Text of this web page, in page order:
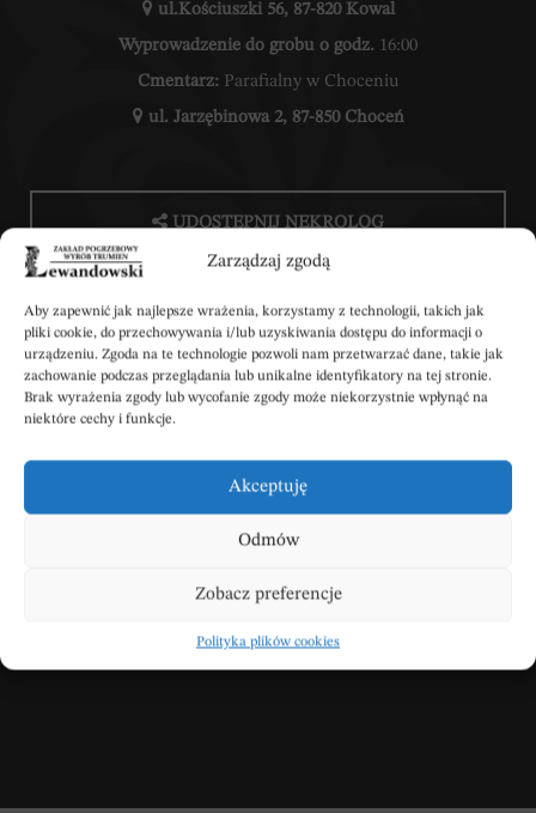
Zarządzaj zgodą
Aby zapewnić jak najlepsze wrażenia, korzystamy z technologii, takich jak
pliki cookie, do przechowywania i/lub uzyskiwania dostępu do informacji o
urządzeniu. Zgoda na te technologie pozwoli nam przetwarzać dane, takie jak
zachowanie podczas przeglądania lub unikalne identyfikatory na tej stronie.
Brak wyrażenia zgody lub wycofanie zgody może niekorzystnie wpłynąć na
niektóre cechy i funkcje.
Akceptuję
Odmów
Zobacz preferencje
Polityka plików cookies
ul.Kościuszki 56, 87-820 Kowal
Wyprowadzenie do grobu o godz. 16:00
Cmentarz: Parafialny w Choceniu
ul. Jarzębinowa 2, 87-850 Choceń
UDOSTĘPNIJ NEKROLOG
POBIERZ POWIADOMIENIE SMS
Wpisz swoje kondolencje
DODAJ KONDOLENCJE